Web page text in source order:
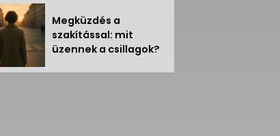
Megküzdés a
szakítással: mit
üzennek a csillagok?